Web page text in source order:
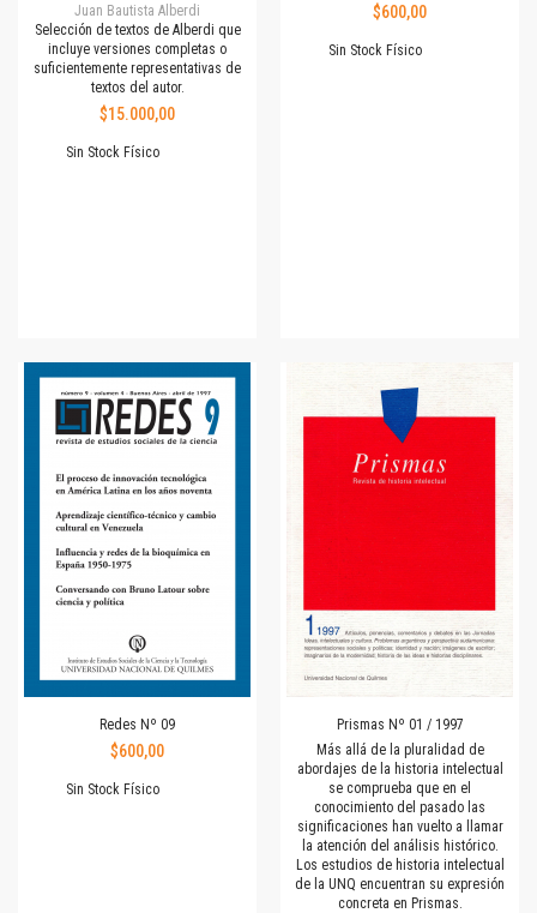
Juan Bautista Alberdi
Selección de textos de Alberdi que
incluye versiones completas o
suficientemente representativas de
textos del autor.
$15.000,00
Sin Stock Físico
$600,00
Sin Stock Físico
Redes Nº 09
$600,00
Sin Stock Físico
Prismas Nº 01 / 1997
Más allá de la pluralidad de
abordajes de la historia intelectual
se comprueba que en el
conocimiento del pasado las
significaciones han vuelto a llamar
la atención del análisis histórico.
Los estudios de historia intelectual
de la UNQ encuentran su expresión
concreta en Prismas.